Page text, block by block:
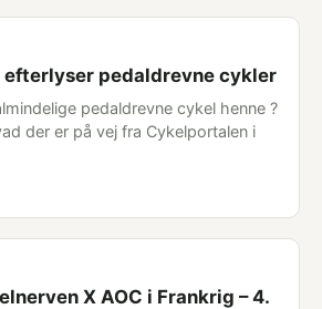
pedaldrevne cykler
pedaldrevne cykel henne ?
der er på vej fra Cykelportalen i
X AOC i Frankrig – 4.